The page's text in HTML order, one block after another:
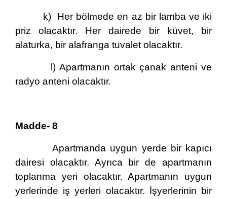
k) Her bölmede en az bir lamba ve iki
priz olacaktır. Her dairede bir küvet, bir
alaturka, bir alafranga tuvalet olacaktır.
l) Apartmanın ortak çanak anteni ve
radyo anteni olacaktır.
Madde- 8
Apartmanda uygun yerde bir kapıcı
dairesi olacaktır. Ayrıca bir de apartmanın
toplanma yeri olacaktır. Apartmanın uygun
yerlerinde iş yerleri olacaktır. İşyerlerinin bir